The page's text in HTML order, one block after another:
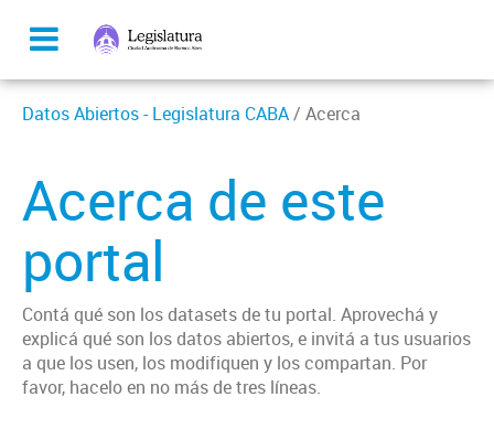
Datos Abiertos - Legislatura CABA/ Acerca
Acerca de este
portal
Contá qué son los datasets de tu portal. Aprovechá y
explicá qué son los datos abiertos, e invitá a tus usuarios
a que los usen, los modifiquen y los compartan. Por
favor, hacelo en no más de tres líneas.